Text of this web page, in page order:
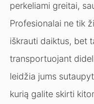
perkeliami greitai,
Profesionalai ne tik
iškrauti daiktus, bet
transportuojant
leidžia jums
kurią galite skirti